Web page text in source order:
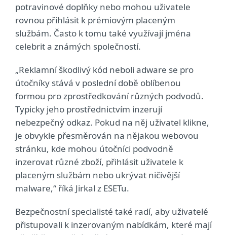
potravinové doplňky nebo mohou uživatele
rovnou přihlásit k prémiovým placeným
službám. Často k tomu také využívají jména
celebrit a známých společností.
„Reklamní škodlivý kód neboli adware se pro
útočníky stává v poslední době oblíbenou
formou pro zprostředkování různých podvodů.
Typicky jeho prostřednictvím inzerují
nebezpečný odkaz. Pokud na něj uživatel klikne,
je obvykle přesměrován na nějakou webovou
stránku, kde mohou útočníci podvodně
inzerovat různé zboží, přihlásit uživatele k
placeným službám nebo ukrývat ničivější
malware,“ říká Jirkal z ESETu.
Bezpečnostní specialisté také radí, aby uživatelé
přistupovali k inzerovaným nabídkám, které mají